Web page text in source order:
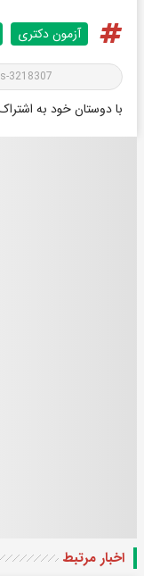
آزمون دکتری
با دوستان خود به
اخبار مرتبط